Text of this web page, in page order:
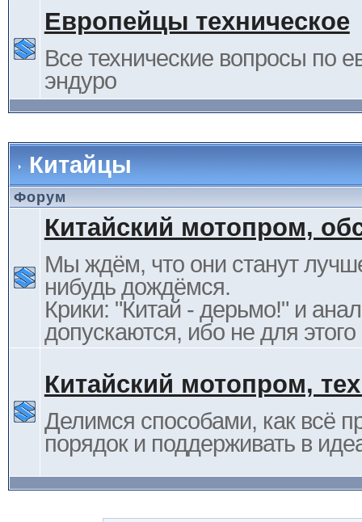
Европейцы техническое
Все технические вопросы по
эндуро
Китайцы
Форум
Китайский мотопром,
Мы ждём, что они станут
нибудь дождёмся.
Крики: "Китай - дерьмо!" и
допускаются, ибо не для
Китайский мотопром,
Делимся способами, как всё
порядок и поддерживать в